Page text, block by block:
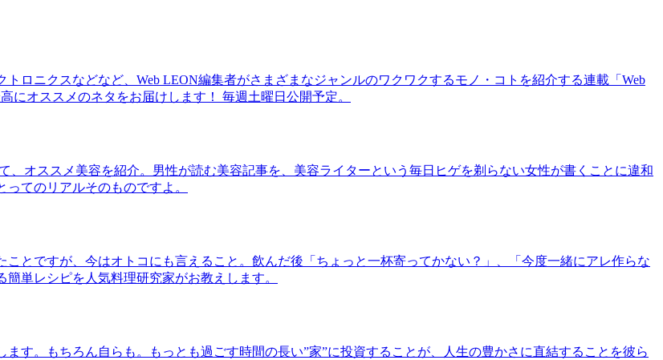
ロニクスなどなど、Web LEON編集者がさまざまなジャンルのワクワクするモノ・コトを紹介する連載「Web
にオススメのネタをお届けします！ 毎週土曜日公開予定。
、オススメ美容を紹介。男性が読む美容記事を、美容ライターという毎日ヒゲを剃らない女性が書くことに違和
てのリアルそのものですよ。
ことですが、今はオトコにも言えること。飲んだ後「ちょっと一杯寄ってかない？」、「今度一緒にアレ作らな
単レシピを人気料理研究家がお教えします。
す。もちろん自らも。もっとも過ごす時間の長い”家”に投資することが、人生の豊かさに直結することを彼ら